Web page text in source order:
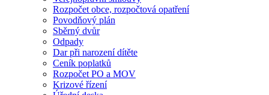
Rozpočet obce, rozpočtová opatření
Povodňový plán
Sběrný dvůr
Odpady
Dar při narození dítěte
Ceník poplatků
Rozpočet PO a MOV
Krizové řízení